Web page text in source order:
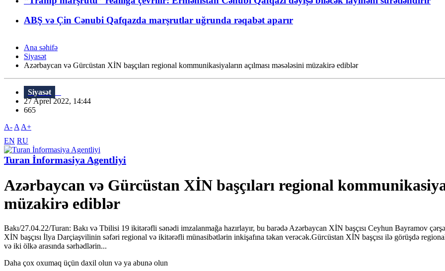
ABŞ və Çin Cənubi Qafqazda marşrutlar uğrunda rəqabət aparır
Ana səhifə
Siyasət
Azərbaycan və Gürcüstan XİN başçıları regional kommunikasiyaların açılması məsələsini müzakirə ediblər
Siyasət
27 Aprel 2022, 14:44
665
A- A A+
EN RU
Turan İnformasiya Agentliyi
Azərbaycan və Gürcüstan XİN başçıları regional
müzakirə ediblər
Bakı/27.04.22/Turan: Bakı və Tbilisi 19 ikitərəfli sənədi imzalanmağa hazırlayır, bu barədə Azərbaycan XİN başçısı Ceyhun Bayramov
XİN başçısı İlya Darçiaşvilinin səfəri regional və ikitərəfli münasibətlərin inkişafına təkan verəcək.Gürcüstan XİN başçısı ilə görüşdə
və iki ölkə arasında sərhədlərin...
Daha çox oxumaq üçün daxil olun və ya abunə olun